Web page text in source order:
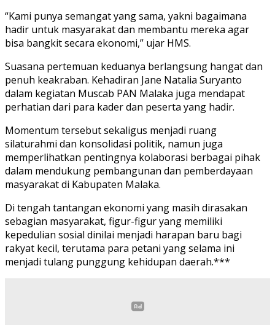
“Kami punya semangat yang sama, yakni bagaimana
hadir untuk masyarakat dan membantu mereka agar
bisa bangkit secara ekonomi,” ujar HMS.
Suasana pertemuan keduanya berlangsung hangat dan
penuh keakraban. Kehadiran Jane Natalia Suryanto
dalam kegiatan Muscab PAN Malaka juga mendapat
perhatian dari para kader dan peserta yang hadir.
Momentum tersebut sekaligus menjadi ruang
silaturahmi dan konsolidasi politik, namun juga
memperlihatkan pentingnya kolaborasi berbagai pihak
dalam mendukung pembangunan dan pemberdayaan
masyarakat di Kabupaten Malaka.
Di tengah tantangan ekonomi yang masih dirasakan
sebagian masyarakat, figur-figur yang memiliki
kepedulian sosial dinilai menjadi harapan baru bagi
rakyat kecil, terutama para petani yang selama ini
menjadi tulang punggung kehidupan daerah.***